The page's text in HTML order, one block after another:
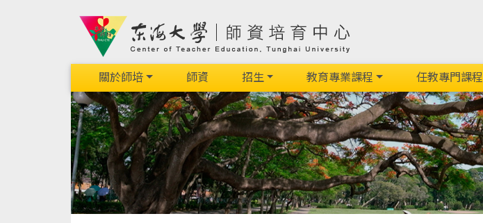
關於師培 師資 招生 教育專業課程 任教專門課程